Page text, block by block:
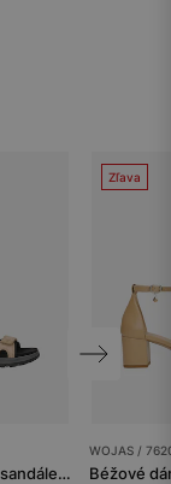
Béžové dámske sandále RELAKS v športovom štýle
Zľava
WOJAS /